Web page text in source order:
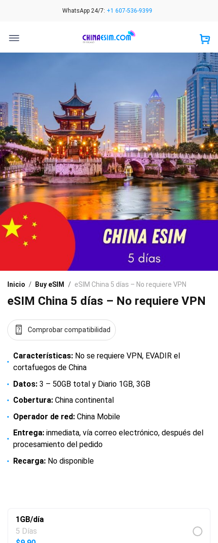
WhatsApp 24/7: +1 607-536-9399
Inicio / Buy eSIM / eSIM China 5 días – No requiere VPN
eSIM China 5 días – No requiere VPN
Comprobar compatibilidad
Características: No se requiere VPN, EVADIR el
cortafuegos de China
Datos: 3 – 50GB total y Diario 1GB, 3GB
Cobertura: China continental
Operador de red: China Mobile
Entrega: inmediata, vía correo electrónico, después del
procesamiento del pedido
Recarga: No disponible
1GB/día
5 Días